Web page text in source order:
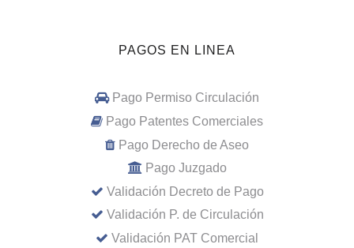
PAGOS EN LINEA
Pago Permiso Circulación
Pago Patentes Comerciales
Pago Derecho de Aseo
Pago Juzgado
Validación Decreto de Pago
Validación P. de Circulación
Validación PAT Comercial